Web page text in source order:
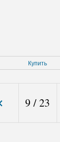
Купить
9 /23